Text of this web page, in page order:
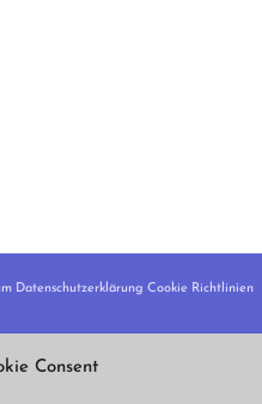
Consent
Datenschutzerklärung Cookie Richtlinien